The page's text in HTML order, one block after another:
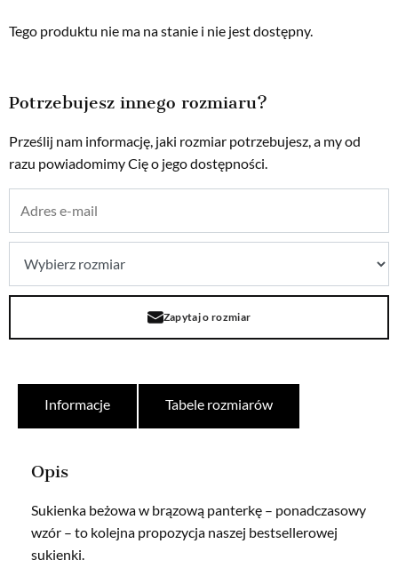
Tego produktu nie ma na stanie i nie jest dostępny.
Potrzebujesz innego rozmiaru?
Prześlij nam informację, jaki rozmiar potrzebujesz, a my od
razu powiadomimy Cię o jego dostępności.
Zapytaj o rozmiar
Informacje Tabele rozmiarów
Opis
Sukienka beżowa w brązową panterkę – ponadczasowy
wzór – to kolejna propozycja naszej bestsellerowej
sukienki.